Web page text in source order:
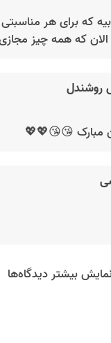
که برای هر
که همه چیز
روشندل
مبارک 😘😘💖💖
بیشتر دیدگاه‌ها